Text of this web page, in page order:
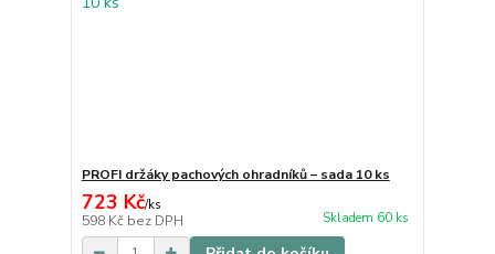
PROFI držáky pachových ohradníků – sada 10 ks
723 Kč/ks
598 Kč bez DPH Skladem 60 ks